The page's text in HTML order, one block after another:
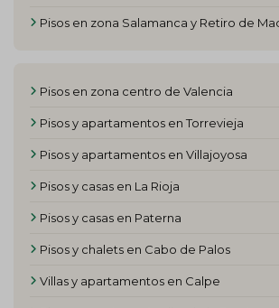
Pisos en zona Salamanca y Retiro de
Pisos en zona centro de Valencia
Pisos y apartamentos en Torrevieja
Pisos y apartamentos en Villajoyosa
Pisos y casas en La Rioja
Pisos y casas en Paterna
Pisos y chalets en Cabo de Palos
Villas y apartamentos en Calpe